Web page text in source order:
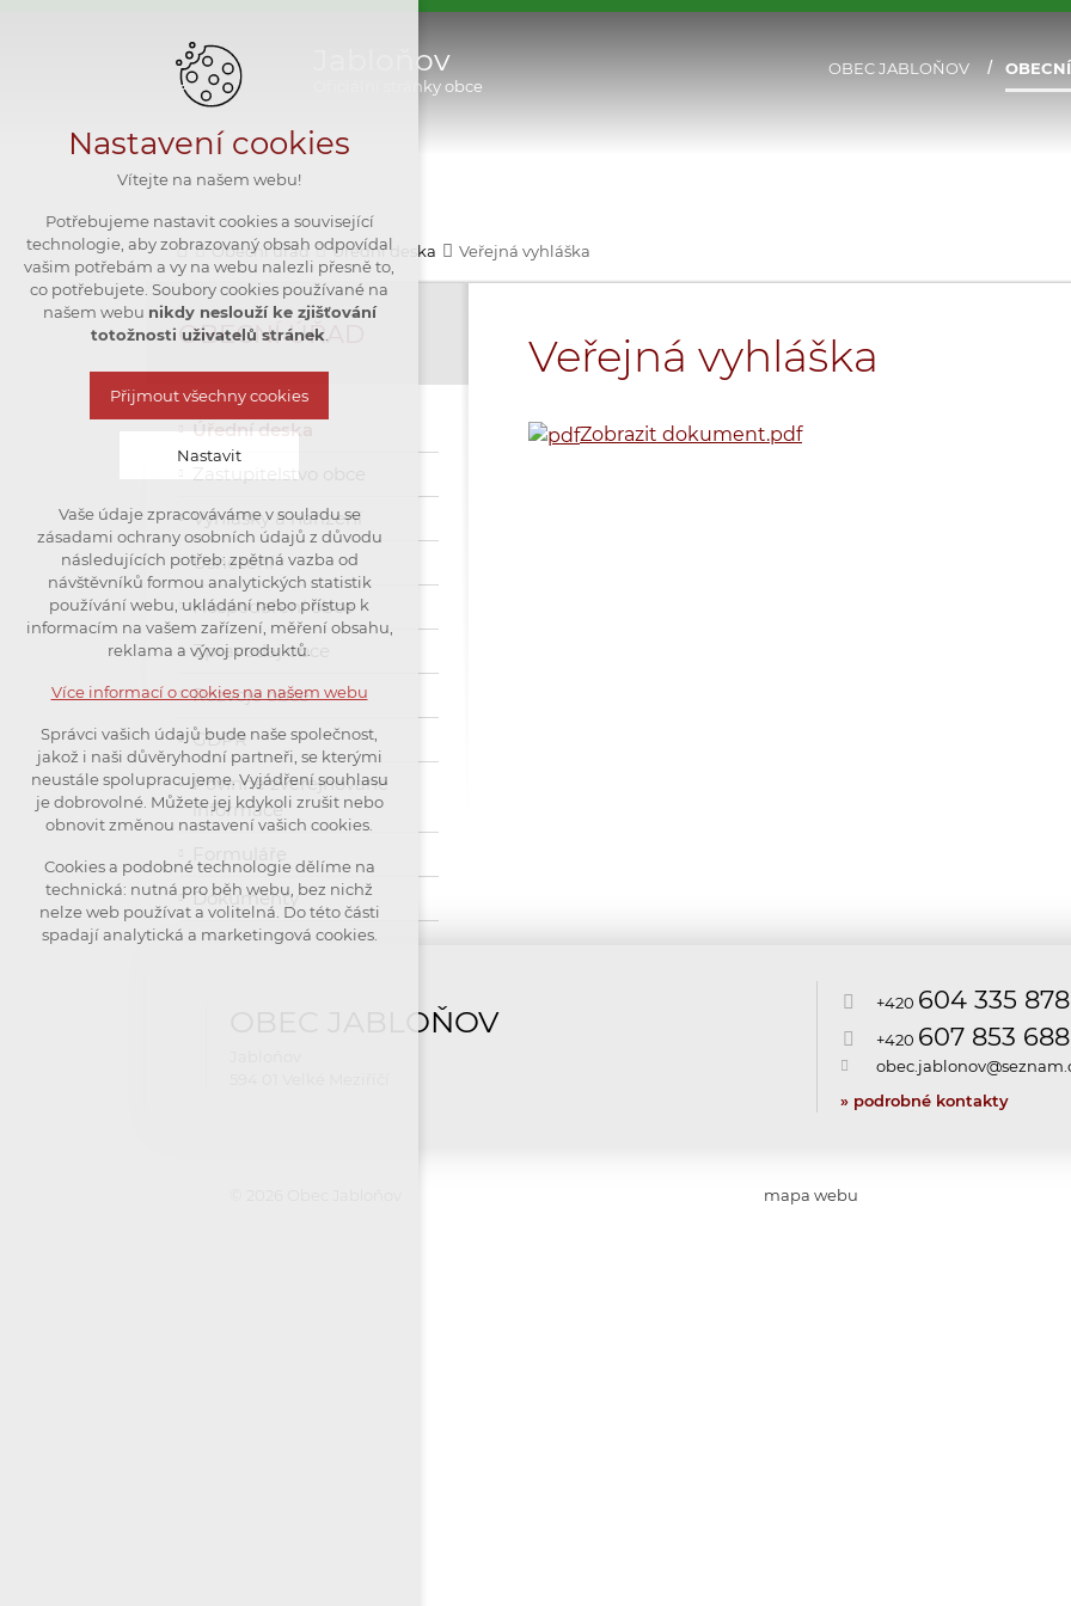
Jabloňov
Oficiální stránky obce
OBEC JABLOŇOV
Obecní úřad Úřední deska Veřejná vyhláška
Veřejná vyhláška
Zobrazit dokument.pdf
OBECNÍ ÚŘAD
Úřední deska
Zastupitelstvo obce
Vyhlášky a nařízení
Usnesení
Hospodaření obce
Zpravodaj obce
Rozvoje obce
GDPR
Povinně zveřejňované
informace
Dokumenty
OBEC JABLOŇOV
+420 604 335 878
+420 607 853 688
» podrobné kontakty
mapa webu
Nastavení cookies
Vítejte na našem webu!
Potřebujeme nastavit cookies a související
technologie, aby zobrazovaný obsah odpovídal
vašim potřebám a vy na webu nalezli přesně to,
co potřebujete. Soubory cookies používané na
našem webu nikdy neslouží ke zjišťování
totožnosti uživatelů stránek.
Přijmout všechny cookies
Nastavit
Technická cookies
nutná pro provozování webu
udržení kontextu stránek (session):
případná přihlášení, volby jazyka,
apod.
Volitelná cookies
vyhodnocení návštěvnosti
marketingová cookies (Google)
Více informací o cookies na našem webu
Přijmout všechny cookies
Vaše údaje zpracováváme v souladu se
zásadami ochrany osobních údajů z důvodu
následujících potřeb: zpětná vazba od
návštěvníků formou analytických statistik
používání webu, ukládání nebo přístup k
informacím na vašem zařízení, měření obsahu,
reklama a vývoj produktů.
Více informací o cookies na našem webu
Správci vašich údajů bude naše společnost,
jakož i naši důvěryhodní partneři, se kterými
neustále spolupracujeme. Vyjádření souhlasu
je dobrovolné. Můžete jej kdykoli zrušit nebo
obnovit změnou nastavení vašich cookies.
Cookies a podobné technologie dělíme na
technická: nutná pro běh webu, bez nichž
nelze web používat a volitelná. Do této části
spadají analytická a marketingová cookies.